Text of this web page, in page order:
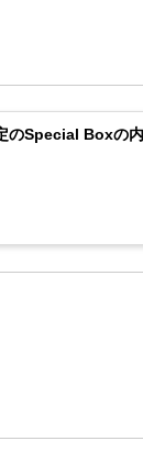
のSpecial Boxの